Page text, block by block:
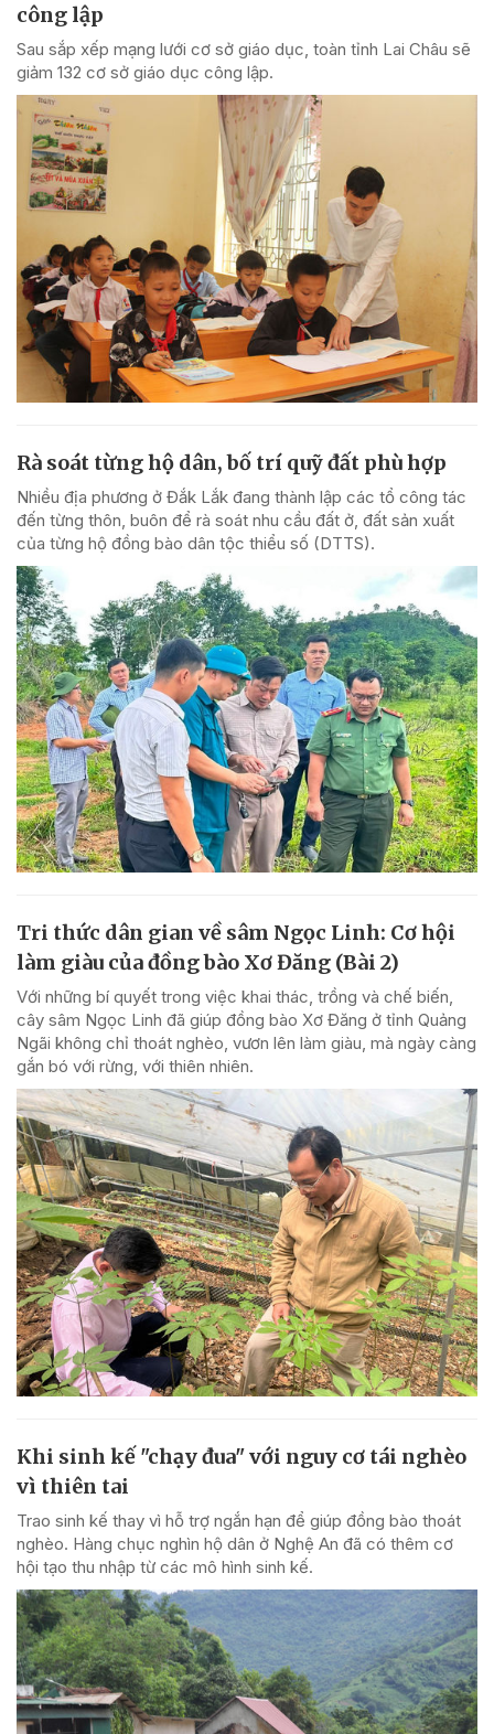
công lập
Sau sắp xếp mạng lưới cơ sở giáo dục, toàn tỉnh Lai Châu sẽ
giảm 132 cơ sở giáo dục công lập.
Rà soát từng hộ dân, bố trí quỹ đất phù hợp
Nhiều địa phương ở Đắk Lắk đang thành lập các tổ công tác
đến từng thôn, buôn để rà soát nhu cầu đất ở, đất sản xuất
của từng hộ đồng bào dân tộc thiểu số (DTTS).
Tri thức dân gian về sâm Ngọc Linh: Cơ hội
làm giàu của đồng bào Xơ Đăng (Bài 2)
Với những bí quyết trong việc khai thác, trồng và chế biến,
cây sâm Ngọc Linh đã giúp đồng bào Xơ Đăng ở tỉnh Quảng
Ngãi không chỉ thoát nghèo, vươn lên làm giàu, mà ngày càng
gắn bó với rừng, với thiên nhiên.
Khi sinh kế "chạy đua" với nguy cơ tái nghèo
vì thiên tai
Trao sinh kế thay vì hỗ trợ ngắn hạn để giúp đồng bào thoát
nghèo. Hàng chục nghìn hộ dân ở Nghệ An đã có thêm cơ
hội tạo thu nhập từ các mô hình sinh kế.